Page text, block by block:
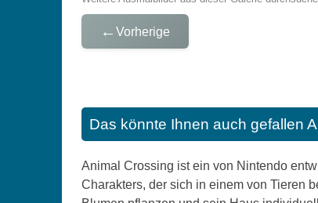
← Vorherige
Das könnte Ihnen auch gefallen
Animal Crossing ist ein von Nintendo
Charakters, der sich in einem von Tieren